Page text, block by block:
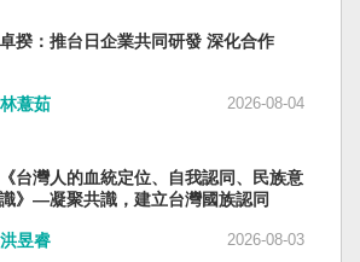
政系統部分，前廣西政府主席藍
政府主席王莉霞、前中國證監會
內蒙古黨委書記孫紹騁、前浙江
紅、前應急管理部部長王祥喜、前
、前中央軍民融合辦常務副主任
被不正常免職。 最新的河北黨書記
用」，應該是與德國之聲與紐約
對海外人士動態控制平台被登錄
卓揆：推台日企業共同研發 深化合作
林薏茹 2026-08-04
《台灣人的血統定位、自我認同、民族意
識》—凝聚共識，建立台灣國族認同
洪昱睿 2026-08-03